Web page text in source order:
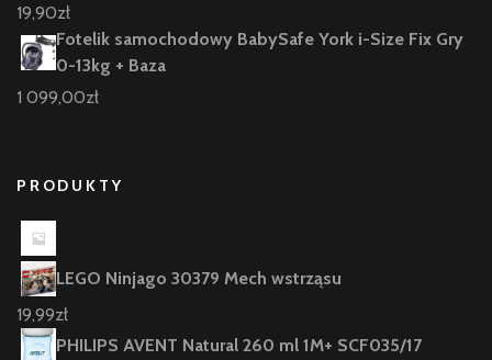
19,90zł
Fotelik samochodowy BabySafe York i-Size Fix Gry
0-13kg + Baza
1 099,00zł
PRODUKTY
LEGO Ninjago 30379 Mech wstrząsu
19,99zł
PHILIPS AVENT Natural 260 ml 1M+ SCF035/17